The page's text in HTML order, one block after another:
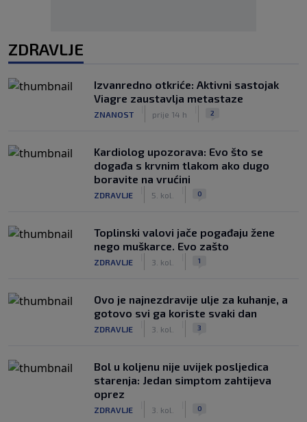
ZDRAVLJE
Izvanredno otkriće: Aktivni sastojak
Viagre zaustavlja metastaze
ZNANOST prije 14 h 2
Kardiolog upozorava: Evo što se
događa s krvnim tlakom ako dugo
boravite na vrućini
ZDRAVLJE 5. kol. 0
Toplinski valovi jače pogađaju žene
nego muškarce. Evo zašto
ZDRAVLJE 3. kol. 1
Ovo je najnezdravije ulje za kuhanje, a
gotovo svi ga koriste svaki dan
ZDRAVLJE 3. kol. 3
Bol u koljenu nije uvijek posljedica
starenja: Jedan simptom zahtijeva
oprez
ZDRAVLJE 3. kol. 0